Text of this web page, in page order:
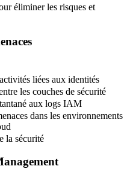
éliminer les risques et
liées aux identités
les couches de sécurité
aux logs IAM
dans les environnements
la sécurité